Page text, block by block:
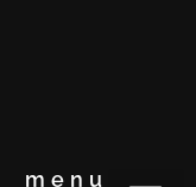
menu